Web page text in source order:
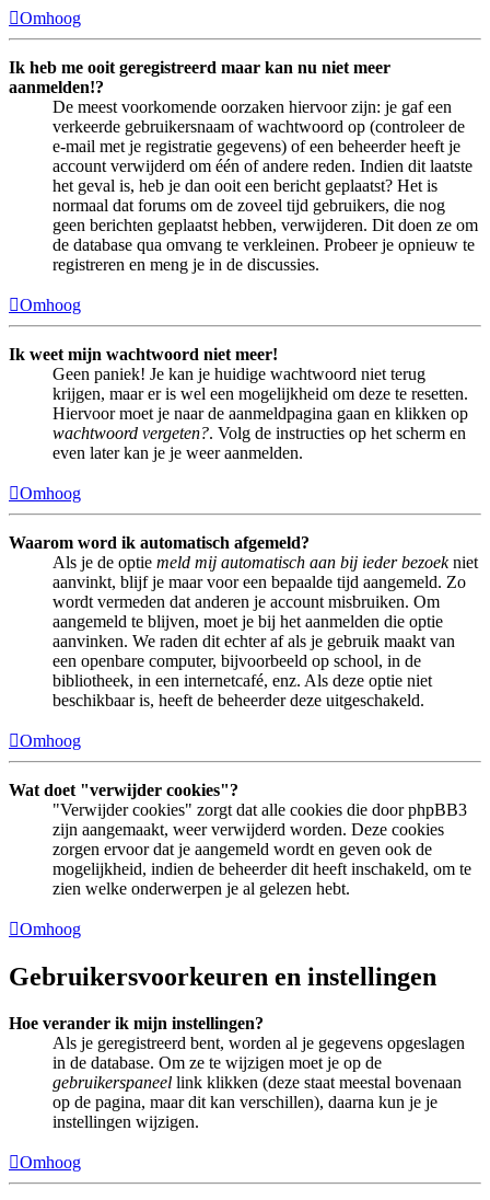
Omhoog
Ik heb me ooit geregistreerd maar kan nu niet meer
aanmelden!?
De meest voorkomende oorzaken hiervoor zijn: je gaf een
verkeerde gebruikersnaam of wachtwoord op (controleer de
e-mail met je registratie gegevens) of een beheerder heeft je
account verwijderd om één of andere reden. Indien dit laatste
het geval is, heb je dan ooit een bericht geplaatst? Het is
normaal dat forums om de zoveel tijd gebruikers, die nog
geen berichten geplaatst hebben, verwijderen. Dit doen ze om
de database qua omvang te verkleinen. Probeer je opnieuw te
registreren en meng je in de discussies.
Omhoog
Ik weet mijn wachtwoord niet meer!
Geen paniek! Je kan je huidige wachtwoord niet terug
krijgen, maar er is wel een mogelijkheid om deze te resetten.
Hiervoor moet je naar de aanmeldpagina gaan en klikken op
wachtwoord vergeten?. Volg de instructies op het scherm en
even later kan je je weer aanmelden.
Omhoog
Waarom word ik automatisch afgemeld?
Als je de optie meld mij automatisch aan bij ieder bezoekniet
aanvinkt, blijf je maar voor een bepaalde tijd aangemeld. Zo
wordt vermeden dat anderen je account misbruiken. Om
aangemeld te blijven, moet je bij het aanmelden die optie
aanvinken. We raden dit echter af als je gebruik maakt van
een openbare computer, bijvoorbeeld op school, in de
bibliotheek, in een internetcafé, enz. Als deze optie niet
beschikbaar is, heeft de beheerder deze uitgeschakeld.
Omhoog
Wat doet "verwijder cookies"?
"Verwijder cookies" zorgt dat alle cookies die door phpBB3
zijn aangemaakt, weer verwijderd worden. Deze cookies
zorgen ervoor dat je aangemeld wordt en geven ook de
mogelijkheid, indien de beheerder dit heeft inschakeld, om te
zien welke onderwerpen je al gelezen hebt.
Omhoog
Gebruikersvoorkeuren en instellingen
Hoe verander ik mijn instellingen?
Als je geregistreerd bent, worden al je gegevens opgeslagen
in de database. Om ze te wijzigen moet je op de
gebruikerspaneel link klikken (deze staat meestal bovenaan
op de pagina, maar dit kan verschillen), daarna kun je je
instellingen wijzigen.
Omhoog